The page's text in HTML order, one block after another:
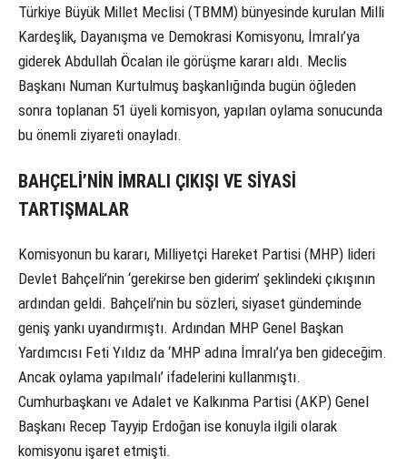
Türkiye Büyük Millet Meclisi (TBMM) bünyesinde kurulan Milli
Kardeşlik, Dayanışma ve Demokrasi Komisyonu, İmralı’ya
giderek Abdullah Öcalan ile görüşme kararı aldı. Meclis
Başkanı Numan Kurtulmuş başkanlığında bugün öğleden
sonra toplanan 51 üyeli komisyon, yapılan oylama sonucunda
bu önemli ziyareti onayladı.
BAHÇELİ’NİN İMRALI ÇIKIŞI VE SİYASİ
TARTIŞMALAR
Komisyonun bu kararı, Milliyetçi Hareket Partisi (MHP) lideri
Devlet Bahçeli’nin ‘gerekirse ben giderim’ şeklindeki çıkışının
ardından geldi. Bahçeli’nin bu sözleri, siyaset gündeminde
geniş yankı uyandırmıştı. Ardından MHP Genel Başkan
Yardımcısı Feti Yıldız da ‘MHP adına İmralı’ya ben gideceğim.
Ancak oylama yapılmalı’ ifadelerini kullanmıştı.
Cumhurbaşkanı ve Adalet ve Kalkınma Partisi (AKP) Genel
Başkanı Recep Tayyip Erdoğan ise konuyla ilgili olarak
komisyonu işaret etmişti.